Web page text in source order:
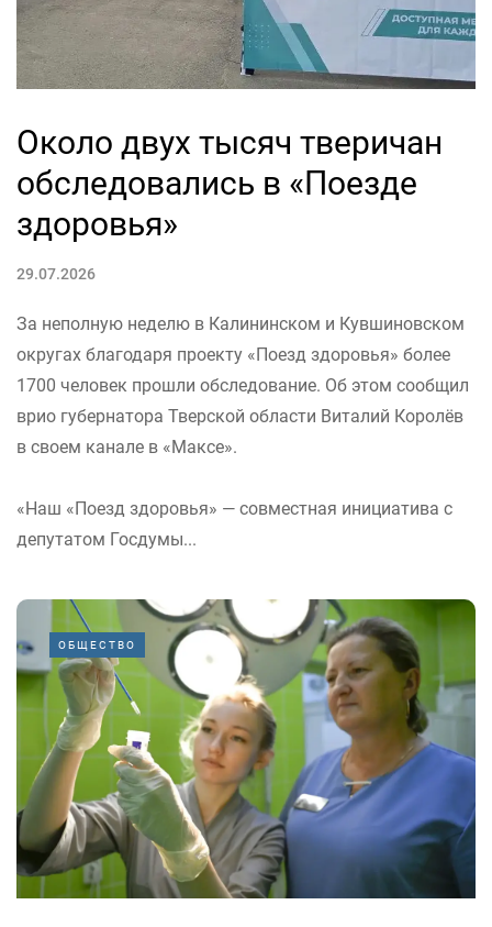
Около двух тысяч тверичан
обследовались в «Поезде
здоровья»
29.07.2026
За неполную неделю в Калининском и Кувшиновском
округах благодаря проекту «Поезд здоровья» более
1700 человек прошли обследование. Об этом сообщил
врио губернатора Тверской области Виталий Королёв
в своем канале в «Максе».
«Наш «Поезд здоровья» — совместная инициатива с
депутатом Госдумы...
ОБЩЕСТВО